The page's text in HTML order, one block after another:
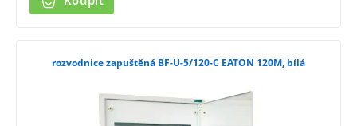
rozvodnice zapuštěná BF-U-5/120-C EATON 120M, bílá